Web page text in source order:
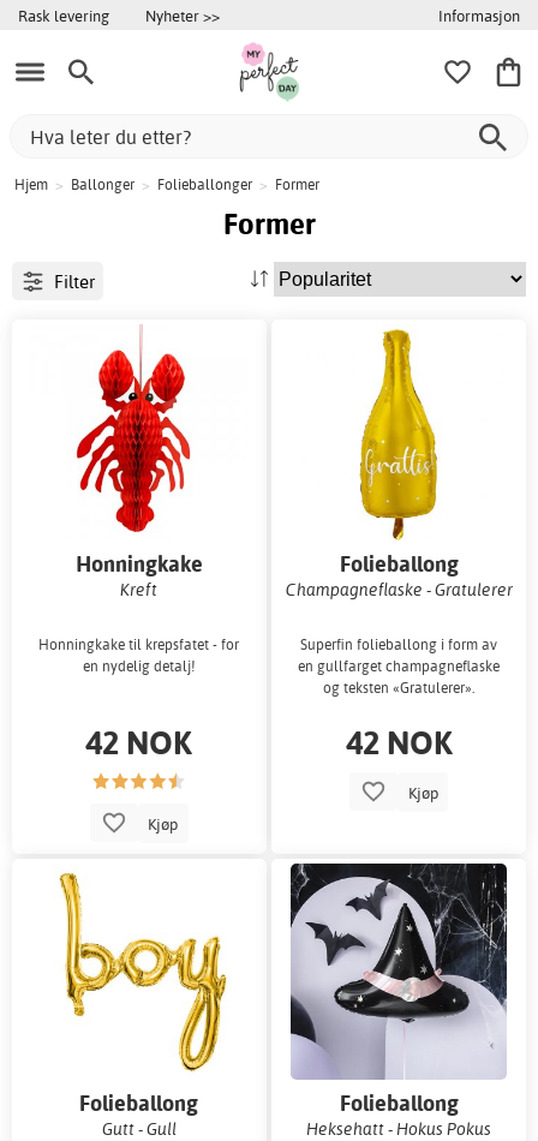
Rask levering Nyheter >> Informasjon
Hjem > Ballonger > Folieballonger > Former
Former
Filter
Honningkake
Kreft
Honningkake til krepsfatet - for
en nydelig detalj!
42 NOK
Kjøp
Folieballong
Champagneflaske - Gratulerer
Superfin folieballong i form av
en gullfarget champagneflaske
og teksten «Gratulerer».
42 NOK
Kjøp
Folieballong
Gutt - Gull
Folieballong
Heksehatt - Hokus Pokus